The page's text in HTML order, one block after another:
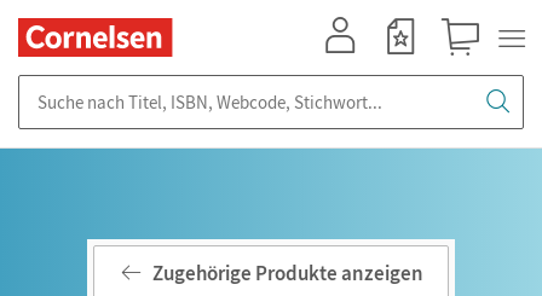
Zugehörige Produkte anzeigen